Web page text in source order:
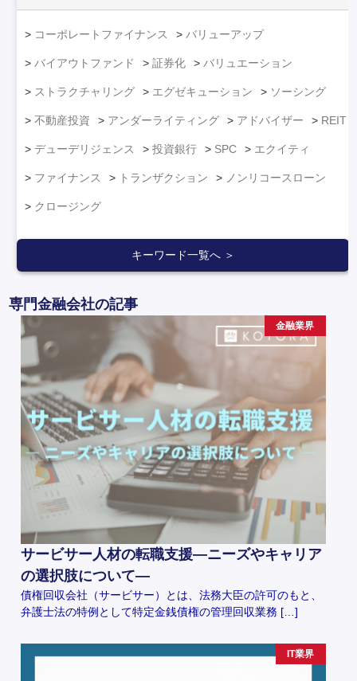
コーポレートファイナンス バリューアップ
バイアウトファンド 証券化 バリュエーション
ストラクチャリング エグゼキューション ソーシング
不動産投資 アンダーライティング アドバイザー REIT
デューデリジェンス 投資銀行 SPC エクイティ
ファイナンス トランザクション ノンリコースローン
クロージング
キーワード一覧へ ＞
専門金融会社の記事
金融業界
サービサー人材の転職支援―ニーズやキャリア
の選択肢について―
債権回収会社（サービサー）とは、法務大臣の許可のもと、
弁護士法の特例として特定金銭債権の管理回収業務 […]
IT業界